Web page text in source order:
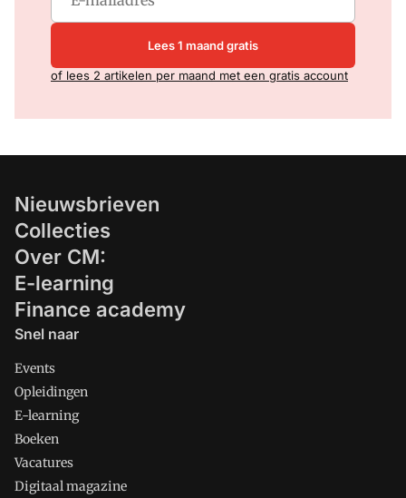
Lees 1 maand gratis
of lees 2 artikelen per maand met een gratis account
Nieuwsbrieven
Collecties
Over CM:
E-learning
Finance academy
Snel naar
Events
Opleidingen
E-learning
Boeken
Vacatures
Digitaal magazine